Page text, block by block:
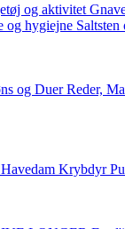
og aktivitet
og hygiejne Saltsten
og Duer Reder,
Havedam Krybdyr